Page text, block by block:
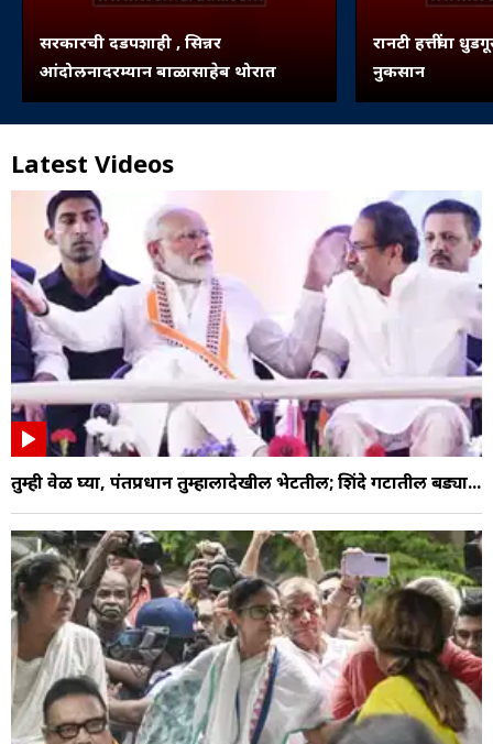
सरकारची दडपशाही , सिन्नर
आंदोलनादरम्यान बाळासाहेब थोरात
रानटी हत्तींचा
नुकसान
Latest Videos
तुम्ही वेळ घ्या, पंतप्रधान तुम्हालादेखील भेटतील; शिंदे गटातील बड्या...